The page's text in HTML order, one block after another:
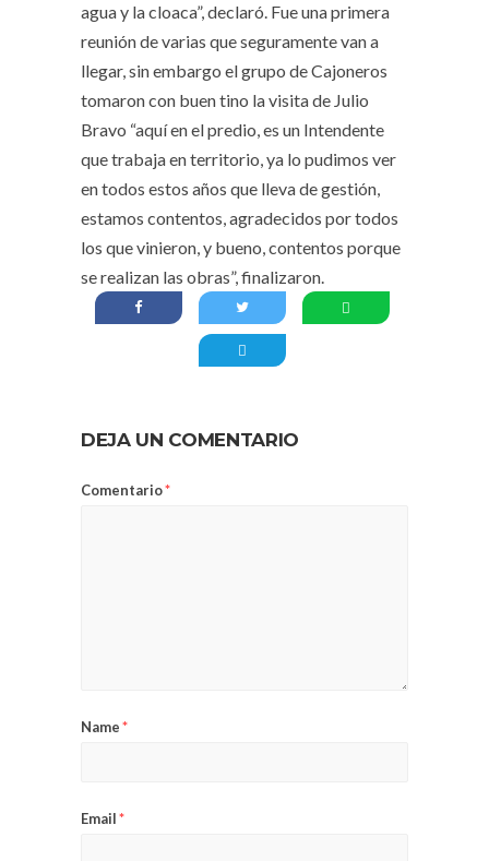
agua y la cloaca”, declaró. Fue una primera
reunión de varias que seguramente van a
llegar, sin embargo el grupo de Cajoneros
tomaron con buen tino la visita de Julio
Bravo “aquí en el predio, es un Intendente
que trabaja en territorio, ya lo pudimos ver
en todos estos años que lleva de gestión,
estamos contentos, agradecidos por todos
los que vinieron, y bueno, contentos porque
se realizan las obras”, finalizaron.
DEJA UN COMENTARIO
Comentario*
Name*
Email*